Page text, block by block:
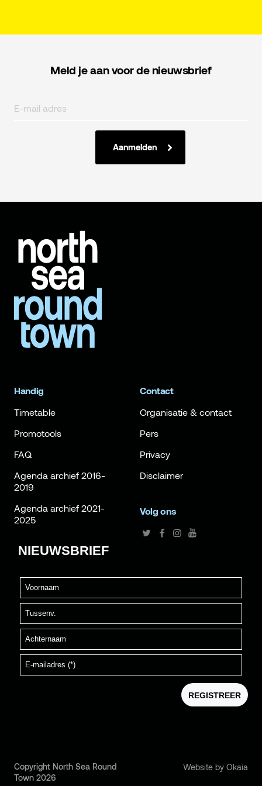
Meld je aan voor de nieuwsbrief
Aanmelden
Handig
Timetable
Promotools
FAQ
Agenda archief 2016-
2019
Agenda archief 2021-
2025
Contact
Organisatie & contact
Pers
Privacy
Disclaimer
Volg ons
Copyright North Sea Round
Town 2026
Website by Okaia